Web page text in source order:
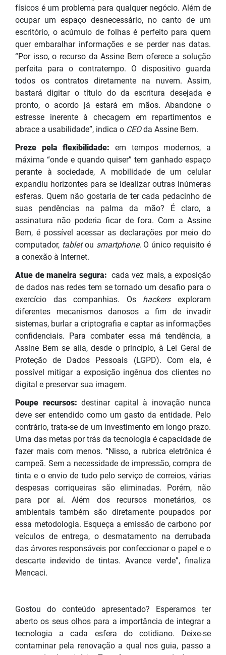
físicos é um problema para qualquer negócio. Além de
ocupar um espaço desnecessário, no canto de um
escritório, o acúmulo de folhas é perfeito para quem
quer embaralhar informações e se perder nas datas.
“Por isso, o recurso da Assine Bem oferece a solução
perfeita para o contratempo. O dispositivo guarda
todos os contratos diretamente na nuvem. Assim,
bastará digitar o título do da escritura desejada e
pronto, o acordo já estará em mãos. Abandone o
estresse inerente à checagem em repartimentos e
abrace a usabilidade”, indica o CEOda Assine Bem.
Preze pela flexibilidade: em tempos modernos, a
máxima “onde e quando quiser” tem ganhado espaço
perante à sociedade, A mobilidade de um celular
expandiu horizontes para se idealizar outras inúmeras
esferas. Quem não gostaria de ter cada pedacinho de
suas pendências na palma da mão? É claro, a
assinatura não poderia ficar de fora. Com a Assine
Bem, é possível acessar as declarações por meio do
computador, tabletou smartphone. O único requisito é
a conexão à Internet.
Atue de maneira segura: cada vez mais, a exposição
de dados nas redes tem se tornado um desafio para o
exercício das companhias. Os hackersexploram
diferentes mecanismos danosos a fim de invadir
sistemas, burlar a criptografia e captar as informações
confidenciais. Para combater essa má tendência, a
Assine Bem se alia, desde o princípio, à Lei Geral de
Proteção de Dados Pessoais (LGPD). Com ela, é
possível mitigar a exposição ingênua dos clientes no
digital e preservar sua imagem.
Poupe recursos: destinar capital à inovação nunca
deve ser entendido como um gasto da entidade. Pelo
contrário, trata-se de um investimento em longo prazo.
Uma das metas por trás da tecnologia é capacidade de
fazer mais com menos. “Nisso, a rubrica eletrônica é
campeã. Sem a necessidade de impressão, compra de
tinta e o envio de tudo pelo serviço de correios, várias
despesas corriqueiras são eliminadas. Porém, não
para por aí. Além dos recursos monetários, os
ambientais também são diretamente poupados por
essa metodologia. Esqueça a emissão de carbono por
veículos de entrega, o desmatamento na derrubada
das árvores responsáveis por confeccionar o papel e o
descarte indevido de tintas. Avance verde”, finaliza
Mencaci.
Gostou do conteúdo apresentado? Esperamos ter
aberto os seus olhos para a importância de integrar a
tecnologia a cada esfera do cotidiano. Deixe-se
contaminar pela renovação a qual nos guia, passo a